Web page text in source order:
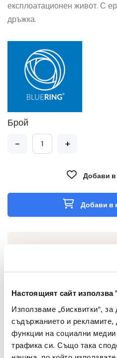
Настоящият сайт използва
Използваме „бисквитки“,
съдържанието и рекламите,
функции на социални
трафика си. Също така
експлоатационен живот. С
дръжка.
Брой
- +
Добави
Добави в
Дължина (м)